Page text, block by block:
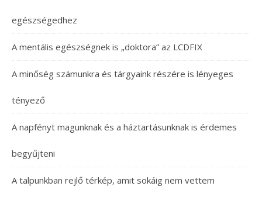
egészségedhez
A mentális egészségnek is „doktora” az LCDFIX
A minőség számunkra és tárgyaink részére is lényeges
tényező
A napfényt magunknak és a háztartásunknak is érdemes
begyűjteni
A talpunkban rejlő térkép, amit sokáig nem vettem